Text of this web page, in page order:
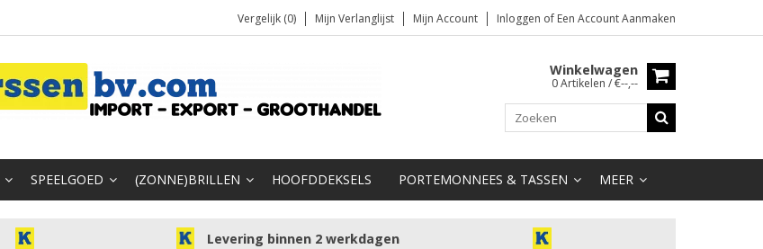
Vergelijk (0) Mijn Verlanglijst Mijn Account Inloggen of Een Account Aanmaken
Winkelwagen
0 Artikelen / €--,--
SPEELGOED (ZONNE)BRILLEN HOOFDDEKSELS PORTEMONNEES & TASSEN MEER
Levering binnen 2 werkdagen